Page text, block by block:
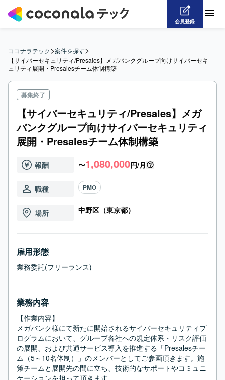
会員登録
ココナラテック>案件を探す>
【サイバーセキュリティ/Presales】メガバンクグループ向けサイバーセキ
ュリティ展開・Presalesチーム体制構築
募集終了
【サイバーセキュリティ/Presales】メガ
バンクグループ向けサイバーセキュリティ
展開・Presalesチーム体制構築
報酬 〜1,080,000円/月
職種 PMO
場所 中野区（東京都）
雇用形態
業務委託(フリーランス)
業務内容
【作業内容】
メガバンク様にて新たに開始されるサイバーセキュリティプ
ログラムにおいて、グループ各社への規定体系・リスク評価
の展開、および共通サービス導入を推進する「Presalesチー
ム（5～10名体制）」のメンバーとしてご参画頂きます。施
策チームと展開先の間に立ち、技術的なサポートやコミュニ
ケーションを担って頂きます。